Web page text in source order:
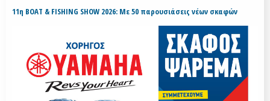
11η BOAT & FISHING SHOW 2026: Με 50 παρουσιάσεις νέων σκαφών